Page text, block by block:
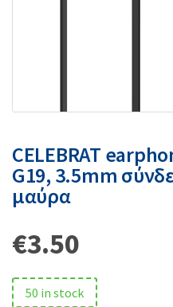
CELEBRAT
G19, 3.5mm
μαύρα
€3.50
50 in stock